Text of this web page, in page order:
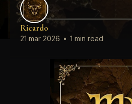
Ricardo
21 mar 2026 • 1 min read